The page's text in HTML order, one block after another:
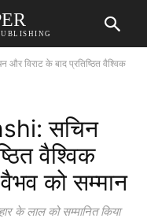
विराट के बाद प्रतिष्ठित वैश्विक
सचिन
वैश्विक
को सम्मान
के लाल को सम्मानित किया